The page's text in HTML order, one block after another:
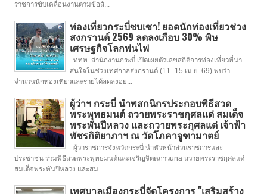
ราชการขับเคลื่อนงานตามข้อสั...
ท่องเที่ยวกระบี่ซบเซา! ยอดนักท่องเที่ยวช่วง
สงกรานต์ 2569 ลดลงเกือบ 30% พิษ
เศรษฐกิจโลกพ่นไฟ
ททท. สำนักงานกระบี่ เปิดเผยตัวเลขสถิติการท่องเที่ยวที่น่า
สนใจในช่วงเทศกาลสงกรานต์ (11–15 เม.ย. 69) พบว่า
จำนวนนักท่องเที่ยวและรายได้ลดลงอย...
ผู้ว่าฯ กระบี่ นำพสกนิกรประกอบพิธีสวด
พระพุทธมนต์ ถวายพระราชกุศลแด่ สมเด็จ
พระพันปีหลวง และถวายพระกุศลแด่ เจ้าฟ้า
พัชรกิติยาภาฯ ณ วัดโภคาจูฑามาตย์
ผู้ว่าราชการจังหวัดกระบี่ นำหัวหน้าส่วนราชการและ
ประชาชน ร่วมพิธีสวดพระพุทธมนต์และเจริญจิตตภาวuna ถวายพระราชกุศลแด่
สมเด็จพระพันปีหลวง และสม...
เทศบาลเมืองกระบี่จัดโครงการ "เสริมสร้าง